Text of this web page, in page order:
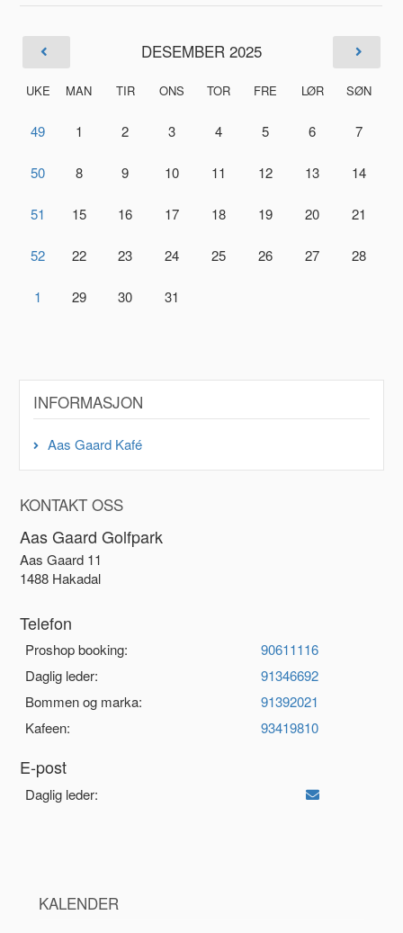
DESEMBER 2025
UKE MAN TIR ONS TOR FRE LØR SØN
49 1 2 3 4 5 6 7
50 8 9 10 11 12 13 14
51 15 16 17 18 19 20 21
52 22 23 24 25 26 27 28
1 29 30 31
INFORMASJON
Aas Gaard Kafé
KONTAKT OSS
Aas Gaard Golfpark
Aas Gaard 11
1488 Hakadal
Telefon
Proshop booking:
90611116
Daglig leder:
91346692
Bommen og marka:
91392021
Kafeen:
93419810
E-post
Daglig leder:
KALENDER